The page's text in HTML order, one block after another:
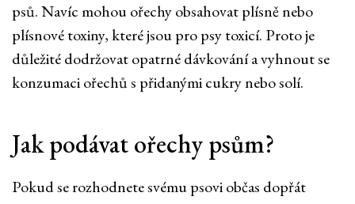
psů. Navíc mohou ořechy obsahovat plísně nebo
plísnové toxiny, které jsou pro psy toxicí. Proto je
důležité dodržovat opatrné dávkování a vyhnout se
konzumaci ořechů s přidanými cukry nebo solí.
Jak podávat ořechy psům?
Pokud se rozhodnete svému psovi občas dopřát